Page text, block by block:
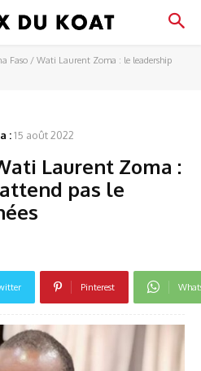
Faso / Wati Laurent Zoma : le leadership
:15 août 2022
Laurent Zoma :
pas le
Pinterest